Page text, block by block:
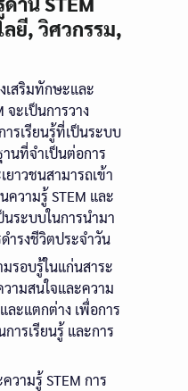
ยี, วิศวกรรม,
เสริมทักษะและ
จะเป็นการวาง
รเรียนรู้ที่เป็นระบบ
นที่จำเป็นต่อการ
ยาวชนสามารถเข้า
วามรู้ STEM และ
นระบบในการนำมา
ำรงชีวิตประจำวัน
มรอบรู้ในแก่นสาระ
ามสนใจและความ
ละแตกต่าง เพื่อการ
ารเรียนรู้ และการ
วามรู้ STEM การ